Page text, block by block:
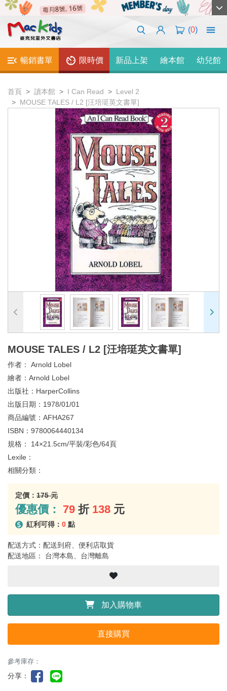
(0)
暢銷書單 限時價 新品上架 繪本館 幼兒館
首頁 讀本館 I Can Read
Level 2
MOUSE TALES / L2 [汪培珽英文書單]
MOUSE TALES / L2 [汪培珽英文書單]
作者： Arnold Lobel
繪者： Arnold Lobel
出版社： HarperCollins
出版日期： 1978/01/01
商品編號： AFHA267
ISBN： 9780064440134
規格： 14×21.5cm/平裝/彩色/64頁
Lexile：
相關分類：
定價： 175 元
優惠價： 79 折 138 元
紅利可得： 0 點
配送方式：配送到府、便利店取貨
配送地區： 台灣本島、台灣離島
加入購物車
直接購買
參考庫存：
分享：